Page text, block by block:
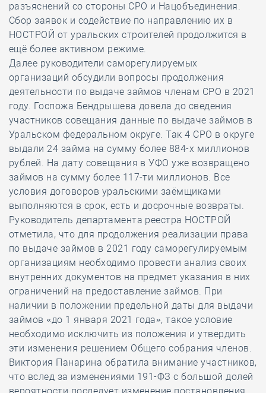
разъяснений со стороны СРО и Нацобъединения.
Сбор заявок и содействие по направлению их в
НОСТРОЙ от уральских строителей продолжится в
ещё более активном режиме.
Далее руководители саморегулируемых
организаций обсудили вопросы продолжения
деятельности по выдаче займов членам СРО в 2021
году. Госпожа Бендрышева довела до сведения
участников совещания данные по выдаче займов в
Уральском федеральном округе. Так 4 СРО в округе
выдали 24 займа на сумму более 884-х миллионов
рублей. На дату совещания в УФО уже возвращено
займов на сумму более 117-ти миллионов. Все
условия договоров уральскими заёмщиками
выполняются в срок, есть и досрочные возвраты.
Руководитель департамента реестра НОСТРОЙ
отметила, что для продолжения реализации права
по выдаче займов в 2021 году саморегулируемым
организациям необходимо провести анализ своих
внутренних документов на предмет указания в них
ограничений на предоставление займов. При
наличии в положении предельной даты для выдачи
займов «до 1 января 2021 года», такое условие
необходимо исключить из положения и утвердить
эти изменения решением Общего собрания членов.
Виктория Панарина обратила внимание участников,
что вслед за изменениями 191-ФЗ с большой долей